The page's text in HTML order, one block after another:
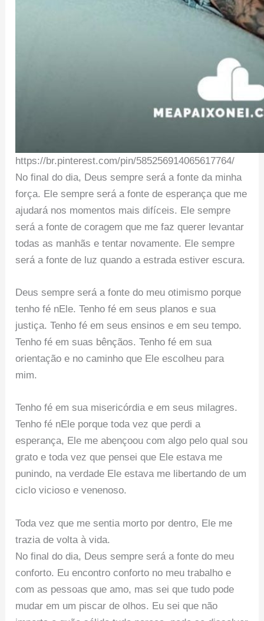
https://br.pinterest.com/pin/585256914065617764/
No final do dia, Deus sempre será a fonte da minha
força. Ele sempre será a fonte de esperança que me
ajudará nos momentos mais difíceis. Ele sempre
será a fonte de coragem que me faz querer levantar
todas as manhãs e tentar novamente. Ele sempre
será a fonte de luz quando a estrada estiver escura.
Deus sempre será a fonte do meu otimismo porque
tenho fé nEle. Tenho fé em seus planos e sua
justiça. Tenho fé em seus ensinos e em seu tempo.
Tenho fé em suas bênçãos. Tenho fé em sua
orientação e no caminho que Ele escolheu para
mim.
Tenho fé em sua misericórdia e em seus milagres.
Tenho fé nEle porque toda vez que perdi a
esperança, Ele me abençoou com algo pelo qual sou
grato e toda vez que pensei que Ele estava me
punindo, na verdade Ele estava me libertando de um
ciclo vicioso e venenoso.
Toda vez que me sentia morto por dentro, Ele me
trazia de volta à vida.
No final do dia, Deus sempre será a fonte do meu
conforto. Eu encontro conforto no meu trabalho e
com as pessoas que amo, mas sei que tudo pode
mudar em um piscar de olhos. Eu sei que não